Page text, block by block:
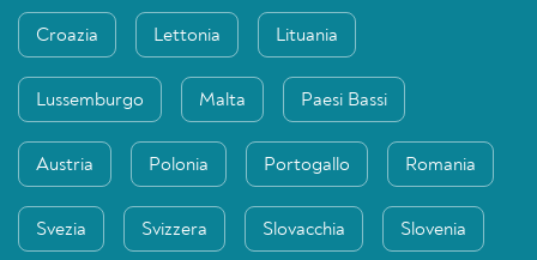
Croazia Lettonia Lituania
Lussemburgo Malta Paesi Bassi
Austria Polonia Portogallo Romania
Svezia Svizzera Slovacchia Slovenia